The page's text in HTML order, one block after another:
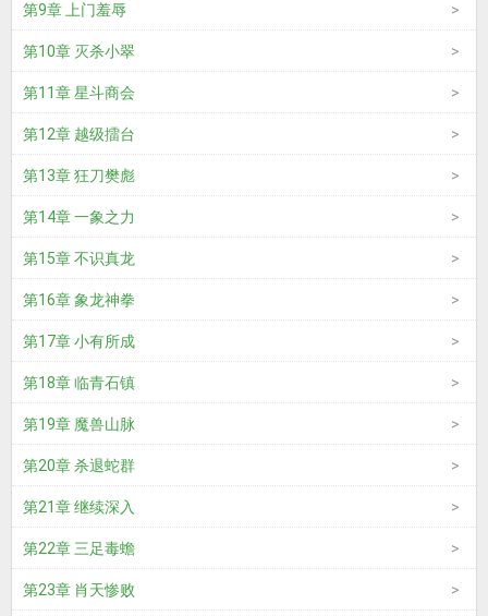
第9章 上门羞辱
第10章 灭杀小翠
第11章 星斗商会
第12章 越级擂台
第13章 狂刀樊彪
第14章 一象之力
第15章 不识真龙
第16章 象龙神拳
第17章 小有所成
第18章 临青石镇
第19章 魔兽山脉
第20章 杀退蛇群
第21章 继续深入
第22章 三足毒蟾
第23章 肖天惨败